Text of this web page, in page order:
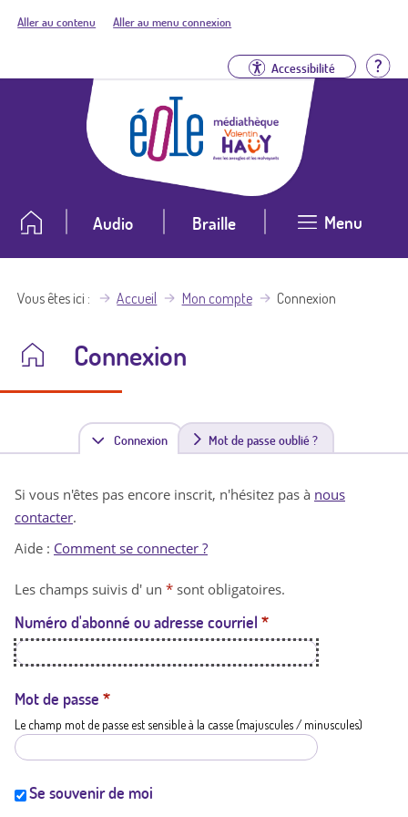
Aller au contenu Aller au menu connexion
Accessibilité
Audio Braille Menu
Vous êtes ici Accueil Mon compte Connexion
Connexion
Connexion(
n
t
a
t
i
Mot de passe oublié ?
Si vous n'êtes pas encore inscrit, n'hésitez pas à nous
contacter.
Aide : Comment se connecter ?
Les champs suivis d' un * sont obligatoires.
Numéro d'abonné ou adresse courriel *
Mot de passe *
Le champ mot de passe est sensible à la casse (majuscules / minuscules)
Se souvenir de moi